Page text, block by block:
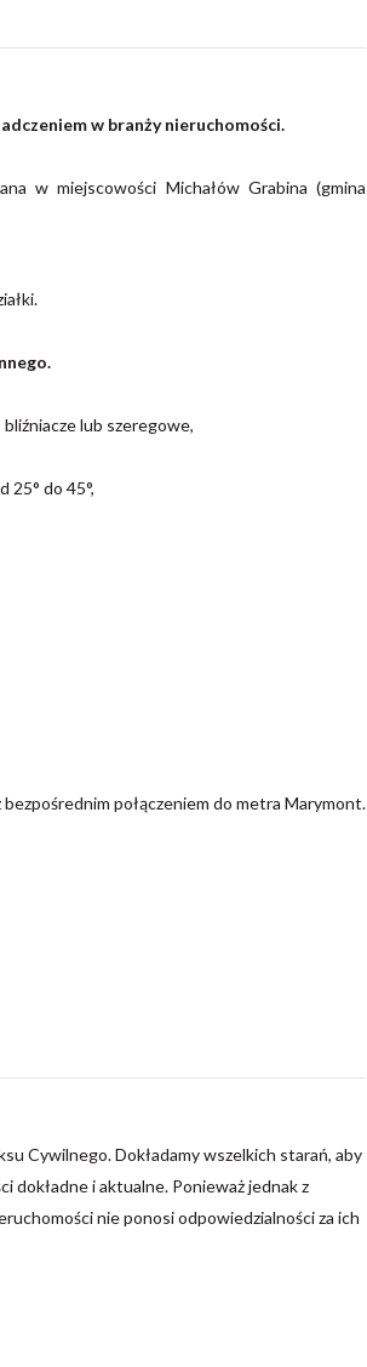
w branży nieruchomości.
w miejscowości Michałów Grabina (gmina
lub szeregowe,
25° do 45°,
połączeniem do metra Marymont.
Cywilnego. Dokładamy wszelkich starań, aby
dokładne i aktualne. Ponieważ jednak z
nie ponosi odpowiedzialności za ich